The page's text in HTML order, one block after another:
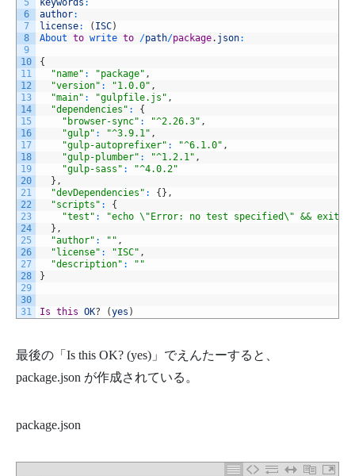
5
6
7
8
9
10
11
12
13
14
15
16
17
18
19
20
21
22
23
24
25
26
27
28
29
30
31
keywords :
author:
license: ( ISC)
About to write to /path/package. json:
{
"name" : "package" ,
"version" : "1.0.0" ,
"main" : "gulpfile.js" ,
"dependencies" :
{
"browser-sync" : "^2.26.3" ,
"gulp" : "^3.9.1" ,
"gulp-autoprefixer" : "^6.1.0" ,
"gulp-plumber" : "^1.2.1" ,
"gulp-sass" :
"^4.0.2"
} ,
"devDependencies" : { } ,
"scripts" :
{
"test" :
"echo \"Error: no test specified\" && exit 1"
} ,
"author" : "" ,
"license" : "ISC" ,
"description" :
""
}
Is this OK? (yes )
最後の「Is this OK? (yes)」でえんたーすると、
package.json が作成されている。
package.json